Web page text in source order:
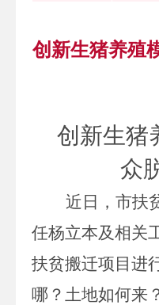
创新生猪养殖
创新生猪
众
近日 ， 市扶
任杨立本及相关
扶贫搬迁项目进
哪 ？ 土地如何来